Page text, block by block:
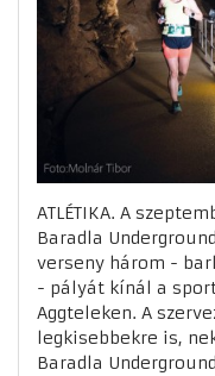
ATLÉTIKA. A
Baradla
verseny három -
- pályát kínál a
Aggteleken. A
legkisebbekre is,
Baradla